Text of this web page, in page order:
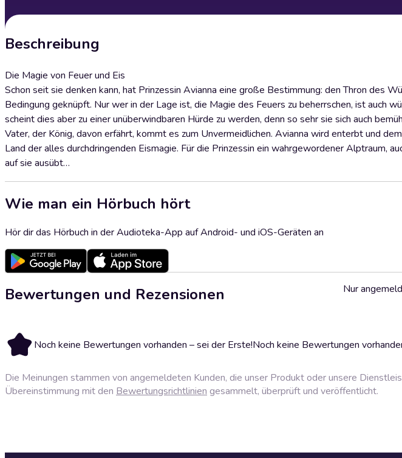
Beschreibung
Die Magie von Feuer und Eis
Schon seit sie denken kann, hat Prinzessin Avianna eine große Bestimmung: den Thron des
Bedingung geknüpft. Nur wer in der Lage ist, die Magie des Feuers zu beherrschen, ist auch
scheint dies aber zu einer unüberwindbaren Hürde zu werden, denn so sehr sie sich auch
Vater, der König, davon erfährt, kommt es zum Unvermeidlichen. Avianna wird enterbt und
Land der alles durchdringenden Eismagie. Für die Prinzessin ein wahrgewordener Alptraum,
auf sie ausübt…
Wie man ein Hörbuch hört
Hör dir das Hörbuch in der Audioteka-App auf Android- und iOS-Geräten an
Bewertungen und Rezensionen
Noch keine Bewertungen vorhanden – sei der Erste!Noch keine Bewertungen
Nur
Die Meinungen stammen von angemeldeten Kunden, die unser Produkt oder unsere
Übereinstimmung mit den Bewertungsrichtlinien gesammelt, überprüft und veröffentlicht.